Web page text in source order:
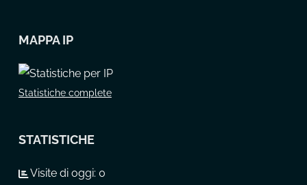
MAPPA IP
Statistiche complete
STATISTICHE
Visite di oggi: 0